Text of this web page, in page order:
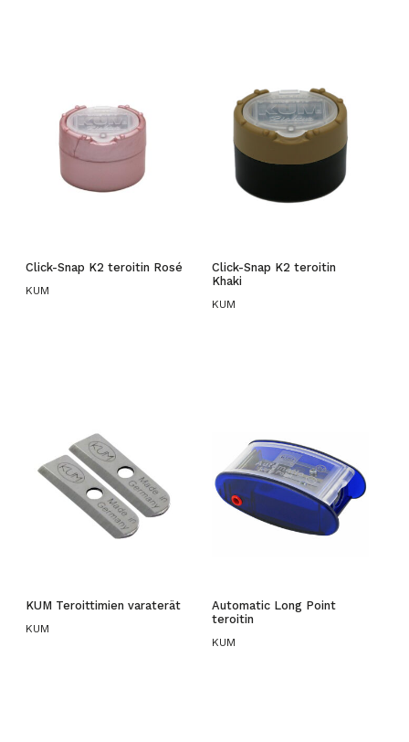
Click-Snap K2 teroitin Rosé
KUM
Click-Snap K2 teroitin
Khaki
KUM
KUM Teroittimien varaterät
KUM
Automatic Long Point
teroitin
KUM